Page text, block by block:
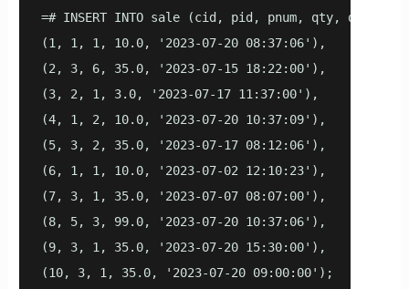
=# INSERT INTO sale (cid, pid, pnum, qty, date)
(1, 1, 1, 10.0, '2023-07-20 08:37:06'),
(2, 3, 6, 35.0, '2023-07-15 18:22:00'),
(3, 2, 1, 3.0, '2023-07-17 11:37:00'),
(4, 1, 2, 10.0, '2023-07-20 10:37:09'),
(5, 3, 2, 35.0, '2023-07-17 08:12:06'),
(6, 1, 1, 10.0, '2023-07-02 12:10:23'),
(7, 3, 1, 35.0, '2023-07-07 08:07:00'),
(8, 5, 3, 99.0, '2023-07-20 10:37:06'),
(9, 3, 1, 35.0, '2023-07-20 15:30:00'),
(10, 3, 1, 35.0, '2023-07-20 09:00:00');